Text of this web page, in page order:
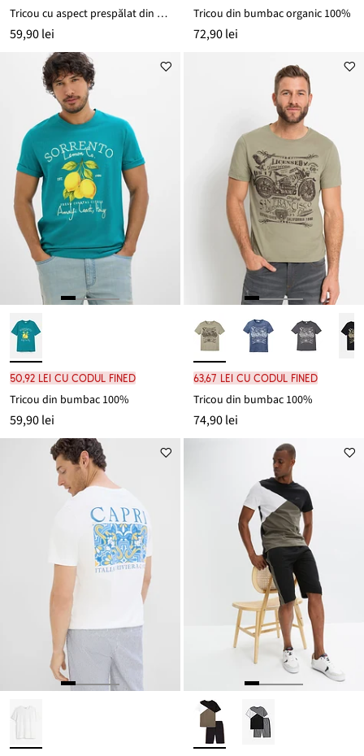
Tricou cu aspect prespălat din bumbac organic 100%
59,90 lei
Tricou din bumbac organic 100%
72,90 lei
50,92 lei cu codul FINED
Tricou din bumbac 100%
59,90 lei
63,67 lei cu codul FINED
Tricou din bumbac 100%
74,90 lei